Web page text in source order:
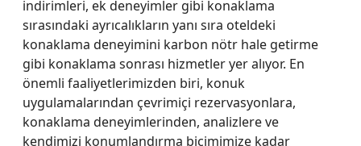
indirimleri, ek deneyimler gibi konaklama
sırasındaki ayrıcalıkların yanı sıra oteldeki
konaklama deneyimini karbon nötr hale getirme
gibi konaklama sonrası hizmetler yer alıyor. En
önemli faaliyetlerimizden biri, konuk
uygulamalarından çevrimiçi rezervasyonlara,
konaklama deneyimlerinden, analizlere ve
kendimizi konumlandırma biçimimize kadar